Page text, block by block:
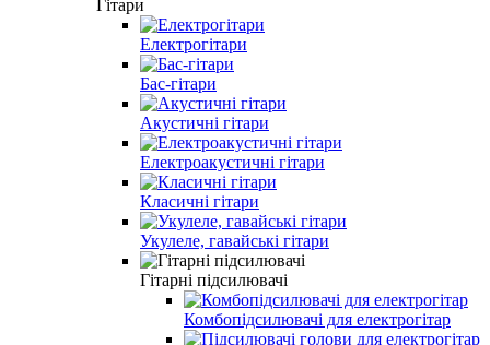
Гітари
Електрогітари
Бас-гітари
Акустичні гітари
Електроакустичні гітари
Класичні гітари
Укулеле, гавайські гітари
Гітарні підсилювачі
Комбопідсилювачі для електрогітар